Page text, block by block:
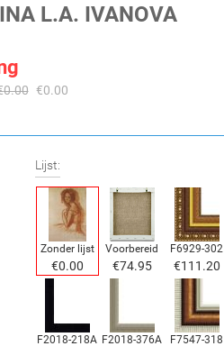
L.A. IVANOVA
0.00 €0.00
Lijst:
Zonder lijst
€0.00
Voorbereid
€74.95
F6929-302
€111.20
F2018-218A F2018-376A F7547-318